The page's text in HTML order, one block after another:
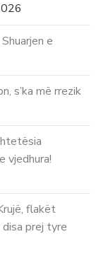
e
s’ka më rrezik
vjedhura!
flakët
prej tyre